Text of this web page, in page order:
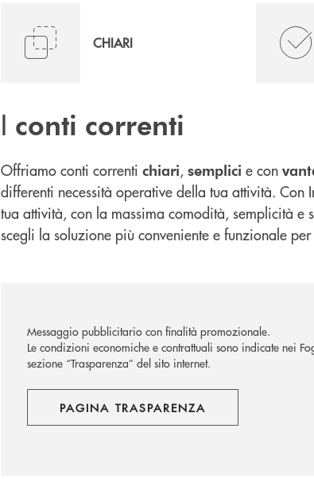
CHIARI
I conti correnti
Offriamo conti correnti chiari, semplici e con
differenti necessità operative della tua attività.
tua attività, con la massima comodità, semplicità
scegli la soluzione più conveniente e funzionale
Messaggio pubblicitario con finalità promozionale.
Le condizioni economiche e contrattuali sono indicate nei
sezione “Trasparenza” del sito internet.
PAGINA TRASPARENZA